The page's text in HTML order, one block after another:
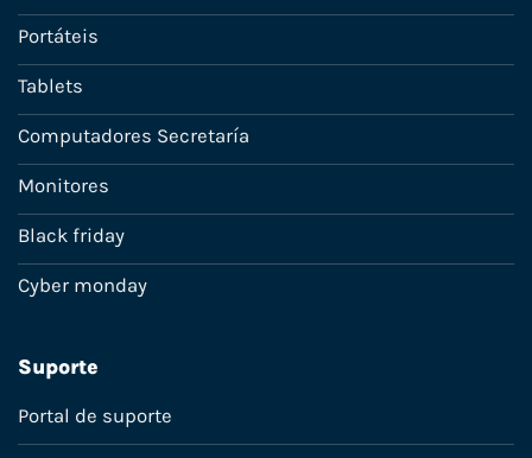
Portáteis
Tablets
Computadores Secretaría
Monitores
Black friday
Cyber monday
Suporte
Portal de suporte